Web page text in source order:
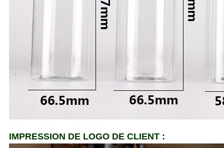
IMPRESSION DE LOGO DE CLIENT :